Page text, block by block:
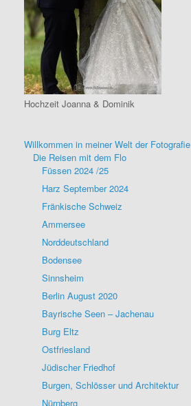
Hochzeit Joanna & Dominik
Willkommen in meiner Welt der Fotografie
Die Reisen mit dem Flo
Füssen 2024 /25
Harz September 2024
Fränkische Schweiz
Ammersee
Norddeutschland
Bodensee
Sinnsheim
Berlin August 2020
Bayrische Seen – Jachenau
Burg Eltz
Ostfriesland
Jüdischer Friedhof
Burgen, Schlösser und Architektur
Nürnberg